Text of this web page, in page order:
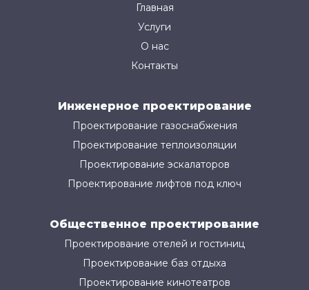
Главная
Услуги
О нас
Контакты
Инженерное проектирование
Проектирование газоснабжения
Проектирование теплоизоляции
Проектирование эскалаторов
Проектирование лифтов под ключ
Общественное проектирование
Проектирование отелей и гостиниц
Проектирование баз отдыха
Проектирование кинотеатров